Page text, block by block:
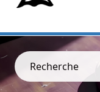
Recherche